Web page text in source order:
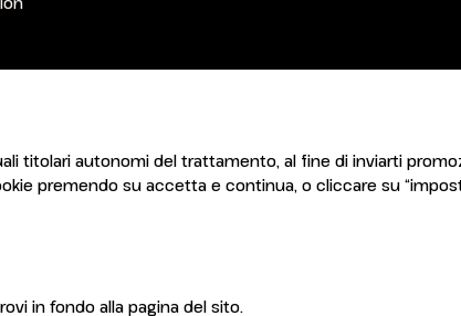
titolari autonomi del trattamento, al fine di inviarti
premendo su accetta e continua, o cliccare su
in fondo alla pagina del sito.